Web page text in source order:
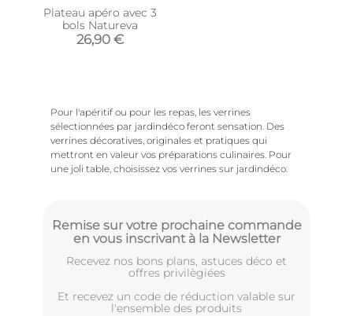
Plateau apéro avec 3
bols Natureva
26,90 €
Pour l'apéritif ou pour les repas, les verrines
sélectionnées par jardindéco feront sensation. Des
verrines décoratives, originales et pratiques qui
mettront en valeur vos préparations culinaires. Pour
une joli table, choisissez vos verrines sur jardindéco.
Remise sur votre prochaine commande
en vous inscrivant à la Newsletter
Recevez nos bons plans, astuces déco et
offres privilègiées
Et recevez un code de réduction valable sur
l'ensemble des produits